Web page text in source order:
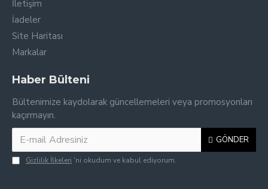
İletişim
İadeler
Site Haritası
Markalar
Haber Bülteni
Bültenimize kaydolarak güncellemeleri veya promosyonları
kaçırmayın.
GÖNDER
Gizlilik İlkeleri 'ni okudum ve kabul ediyorum.